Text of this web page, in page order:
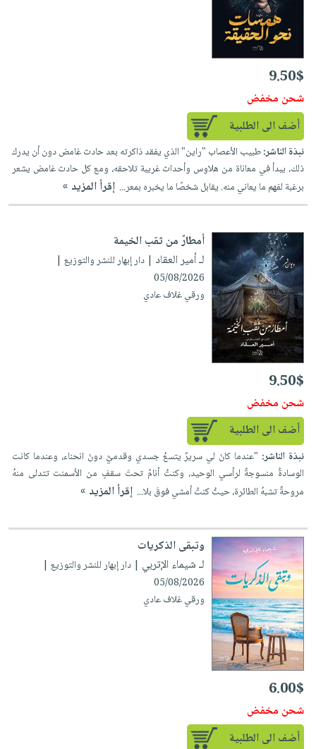
9.50$
شحن مخفض
أضف الى الطلبية
نبذة الناشر:طبيب الأعصاب "راين" الذي يفقد ذاكرته بعد حادث غامض دون أن يدرك
ذلك، يبدأ في معاناة من هلاوس وأحداث غريبة تلاحقه، ومع كل حادث غامض يشعر
برغبة لفهم ما يعاني منه. يقابل شخصًا ما يخبره بمعر... إقرأ المزيد »
أمطارٌ من ثقب الخيمة
لـ أمير العقاد | دار إبهار للنشر والتوزيع |
05/08/2026
ورقي غلاف عادي
9.50$
شحن مخفض
أضف الى الطلبية
نبذة الناشر: "عندما كانَ لي سريرٌ يتسعُ جسدي وقدميَّ دونَ انحناء، وعندما كانت
الوسادةُ منسوجةٌ لرأسي الوحيد، وكنتُ أنامُ تحتَ سقفٍ من الأسمنت تتدلى منهُ
مروحةٌ تشبهُ الطائرة، حيثُ كنتُ أمشي فوقَ بلا... إقرأ المزيد »
وتبقى الذكريات
لـ شيماء الإتربي | دار إبهار للنشر والتوزيع |
05/08/2026
ورقي غلاف عادي
6.00$
شحن مخفض
أضف الى الطلبية